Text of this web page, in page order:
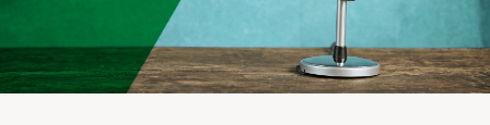
Structures syndicales
Assistance au Travail